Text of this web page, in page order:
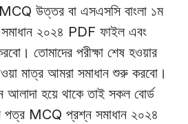
উত্তর বা এসএসসি বাংলা ১ম
সমাধান ২০২৪ PDF ফাইল এবং
তোমাদের পরীক্ষা শেষ হওয়ার
মাত্র আমরা সমাধান শুরু করবো।
আলাদা হয়ে থাকে তাই সকল বোর্ড
পত্র MCQ প্রশ্ন সমাধান ২০২৪